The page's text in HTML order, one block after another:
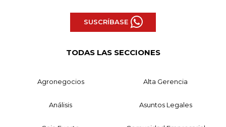
SUSCRÍBASE
TODAS LAS SECCIONES
Agronegocios Alta Gerencia
Análisis Asuntos Legales